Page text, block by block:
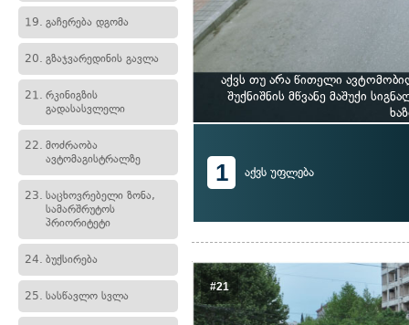
19. გაჩერება დგომა
20. გზაჯვარედინის გავლა
21. რკინიგზის
გადასასვლელი
22. მოძრაობა
ავტომაგისტრალზე
23. საცხოვრებელი ზონა,
სამარშრუტოს
პრიორიტეტი
24. ბუქსირება
25. სასწავლო სვლა
აქვს თუ არა წითელი
შუქნიშნის მწვანე მაშუქი
1 აქვს უფლება
#21